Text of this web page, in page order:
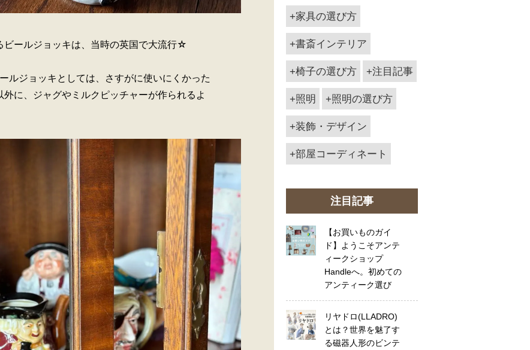
ビールジョッキは、当時の英国で大流行☆
ルジョッキとしては、さすがに使いにくかった
に、ジャグやミルクピッチャーが作られるよ
家具の選び方
書斎インテリア
椅子の選び方 注目記事
照明 照明の選び方
装飾・デザイン
部屋コーディネート
注目記事
【お買いものガイ
ド】ようこそアンテ
ィークショップ
Handleへ。初めての
アンティーク選び
リヤドロ(LLADRO)
とは？世界を魅了す
る磁器人形のビンテ